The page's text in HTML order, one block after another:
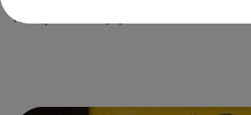
rosnąca z roku […]